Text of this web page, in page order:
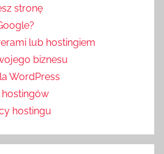
stronę
lub hostingiem
biznesu
WordPress
hostingów
hostingu